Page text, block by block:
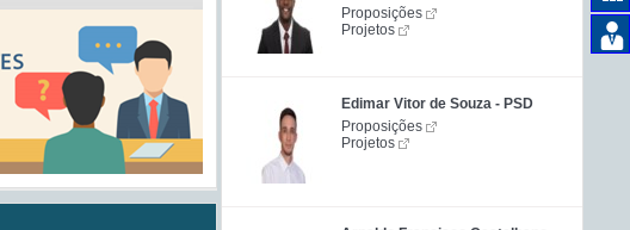
Proposições
Projetos
Edimar Vitor de Souza - PSD
Proposições
Projetos